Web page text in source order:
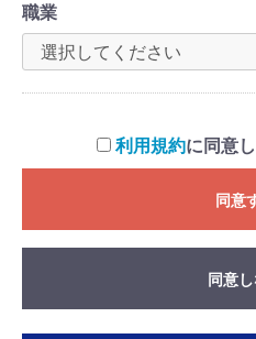
職業
利用規約に同意
同意
同意